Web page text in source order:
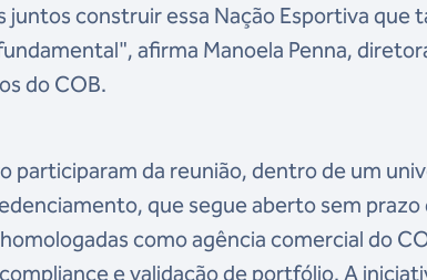
construir essa Nação Esportiva que
afirma Manoela Penna,
do COB.
participaram da reunião, dentro de um
que segue aberto sem prazo
como agência comercial do
e validação de portfólio. A